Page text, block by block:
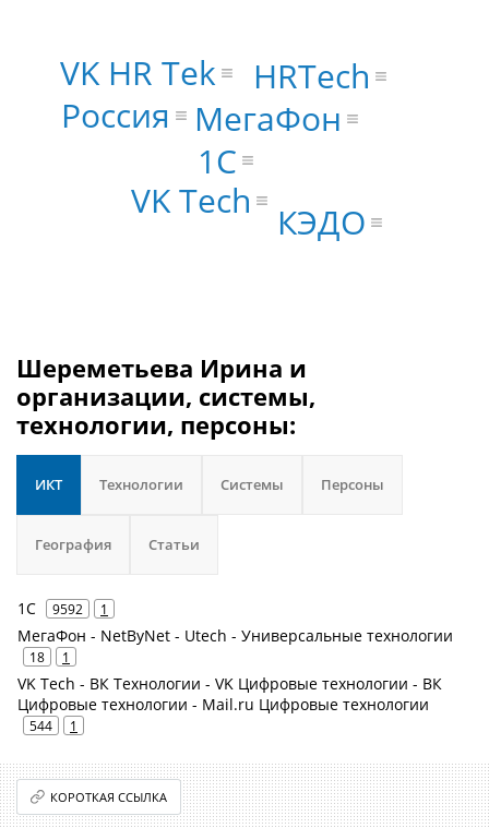
1С
МегаФон
VK Tech
HRTech
КЭДО
VK HR Tek
Россия
Шереметьева Ирина и
организации, системы,
технологии, персоны:
ИКТ Технологии Системы Персоны
География Статьи
1С 9592 1
МегаФон - NetByNet - Utech - Универсальные технологии
18 1
VK Tech - ВК Технологии - VK Цифровые технологии - ВК
Цифровые технологии - Mail.ru Цифровые технологии
544 1
КОРОТКАЯ ССЫЛКА